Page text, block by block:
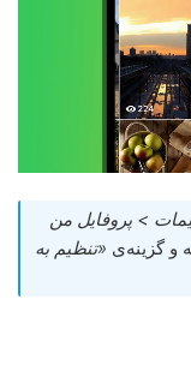
> پروفایل من
و گزینه‌ی «تنظیم به